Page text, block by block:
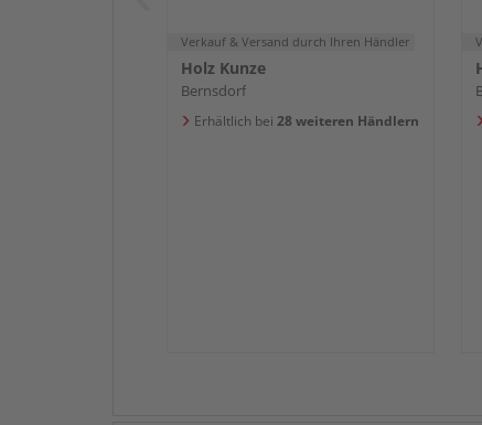
Verkauf & Versand durch Ihren Händler
Holz Kunze
Bernsdorf
Erhältlich bei 28 weiteren Händlern